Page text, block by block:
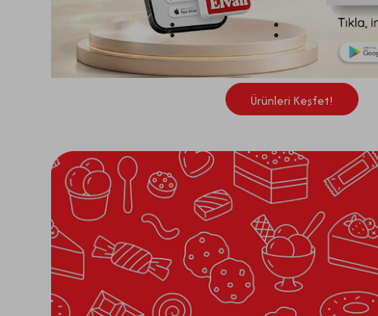
0
GÜN
19 03
Ürünleri Keşfet!